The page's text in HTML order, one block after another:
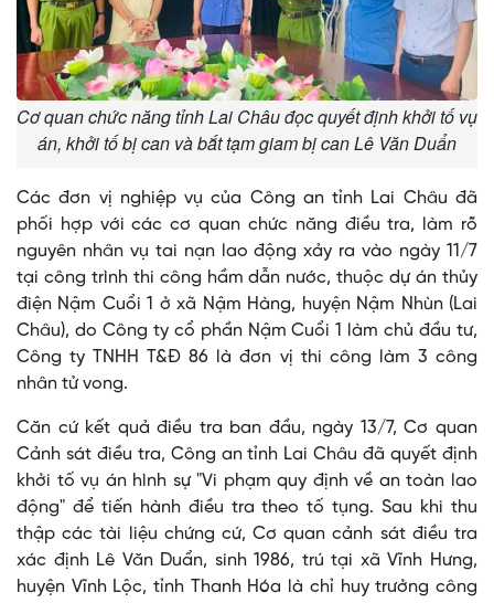
Cơ quan chức năng tỉnh Lai Châu đọc quyết định khởi tố vụ
án, khởi tố bị can và bắt tạm giam bị can Lê Văn Duẩn
Các đơn vị nghiệp vụ của Công an tỉnh Lai Châu đã
phối hợp với các cơ quan chức năng điều tra, làm rõ
nguyên nhân vụ tai nạn lao động xảy ra vào ngày 11/7
tại công trình thi công hầm dẫn nước, thuộc dự án thủy
điện Nậm Cuổi 1 ở xã Nậm Hàng, huyện Nậm Nhùn (Lai
Châu), do Công ty cổ phần Nậm Cuổi 1 làm chủ đầu tư,
Công ty TNHH T&Đ 86 là đơn vị thi công làm 3 công
nhân tử vong.
Căn cứ kết quả điều tra ban đầu, ngày 13/7, Cơ quan
Cảnh sát điều tra, Công an tỉnh Lai Châu đã quyết định
khởi tố vụ án hình sự "Vi phạm quy định về an toàn lao
động" để tiến hành điều tra theo tố tụng. Sau khi thu
thập các tài liệu chứng cứ, Cơ quan cảnh sát điều tra
xác định Lê Văn Duẩn, sinh 1986, trú tại xã Vĩnh Hưng,
huyện Vĩnh Lộc, tỉnh Thanh Hóa là chỉ huy trưởng công